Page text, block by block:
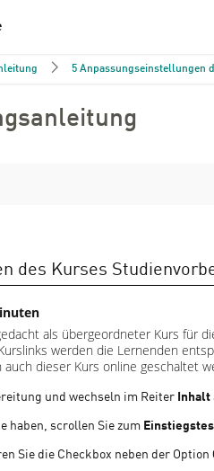
5 Anpassungseinstellungen
Studienvorbereitung
des Kurses
als übergeordneter Kurs für
werden die Lernenden
dieser Kurs online geschaltet
und wechseln im Reiter Inhalt
haben, scrollen Sie zum
Sie die Checkbox neben der Option